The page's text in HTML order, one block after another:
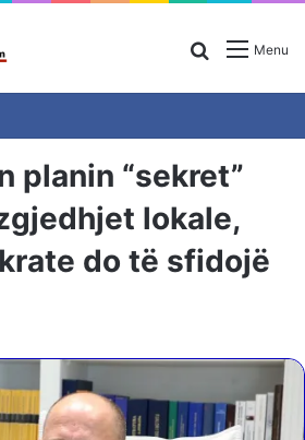
Menu
Search for
planin “sekret”
lokale,
do të sfidojë